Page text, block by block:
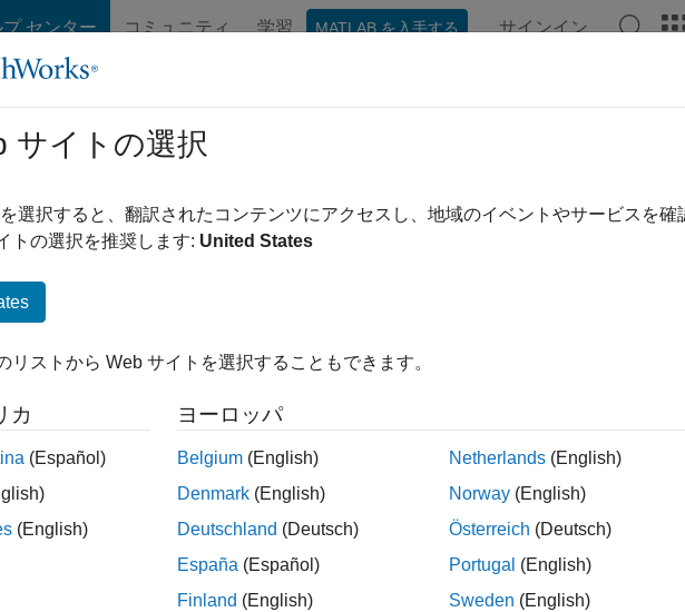
センター コミュニティ 学習 MATLAB を入手する サインイン
plotconfusion
(削除予定) 分類の混同行列のプロット
コードの更新に関するアドバイスについては、
構文
plotconfusion(targets,outputs)
plotconfusion(targets,outputs,name)
説明
サイトの選択
選択すると、翻訳されたコンテンツにアクセスし、地域のイベントやサービスを
トの選択を推奨します: United States
リストから Web サイトを選択することもできます。
カ
(Español)
(English)
ヨーロッパ
Belgium (English)
Denmark (English)
Deutschland (Deutsch)
España (Español)
Finland (English)
Netherlands (English)
Norway (English)
Österreich (Deutsch)
Portugal (English)
Sweden (English)